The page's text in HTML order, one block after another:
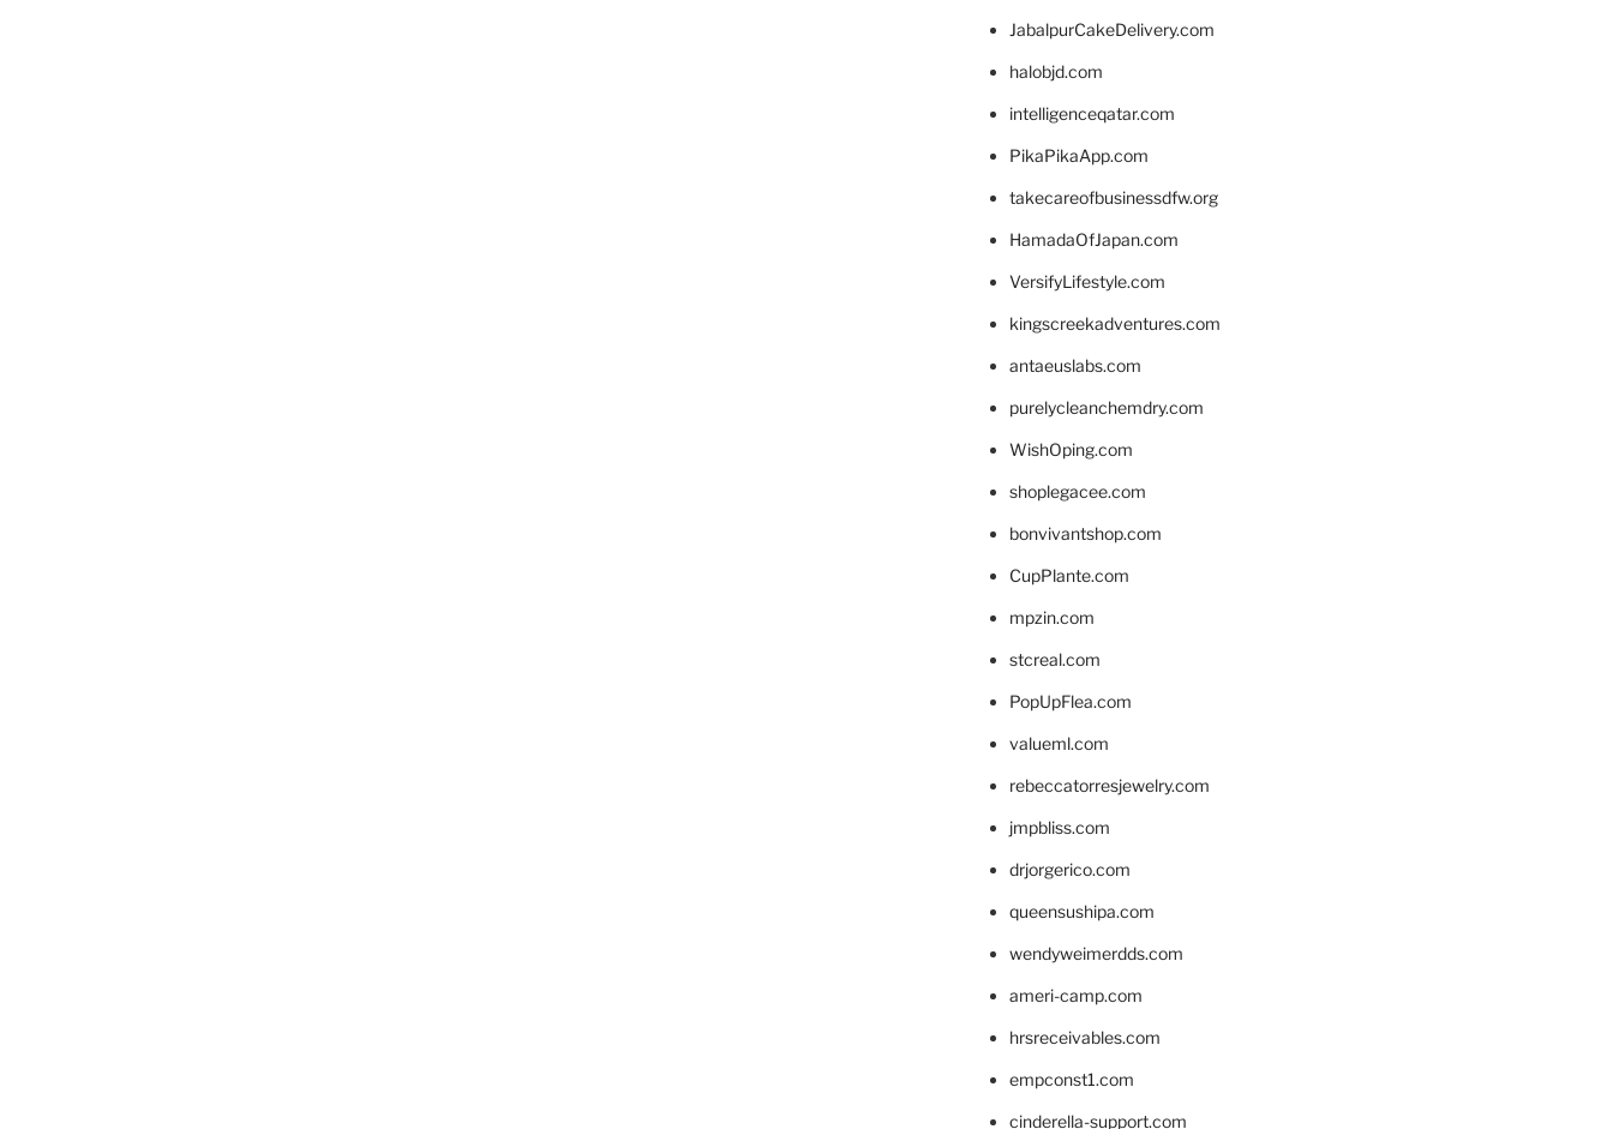
JabalpurCakeDelivery.com
halobjd.com
intelligenceqatar.com
PikaPikaApp.com
takecareofbusinessdfw.org
HamadaOfJapan.com
VersifyLifestyle.com
kingscreekadventures.com
antaeuslabs.com
purelycleanchemdry.com
WishOping.com
shoplegacee.com
bonvivantshop.com
CupPlante.com
mpzin.com
stcreal.com
PopUpFlea.com
valueml.com
rebeccatorresjewelry.com
jmpbliss.com
drjorgerico.com
queensushipa.com
wendyweimerdds.com
ameri-camp.com
hrsreceivables.com
empconst1.com
cinderella-support.com